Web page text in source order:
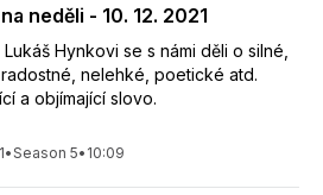
neděli - 10. 12. 2021
Hynkovi se s námi děli o silné,
nelehké, poetické atd.
a objímající slovo.
•Season 5• 10:09